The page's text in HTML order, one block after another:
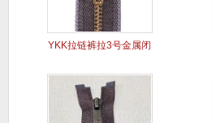
YKK拉链裤拉3号金属闭